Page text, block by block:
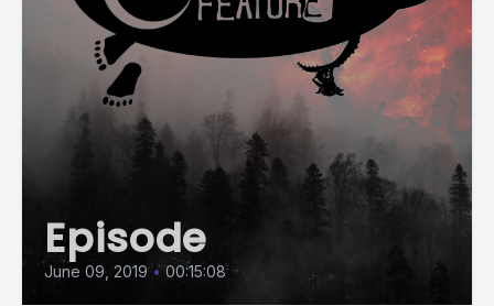
Episode
June 09, 2019 • 00:15:08